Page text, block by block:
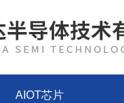
AIOT芯片